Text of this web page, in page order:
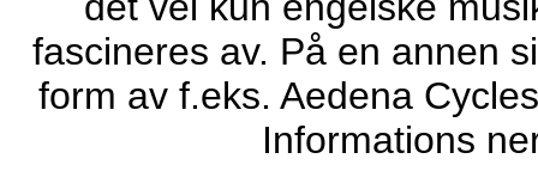
fascineres av. På en annen
form av f.eks. Aedena
Informations